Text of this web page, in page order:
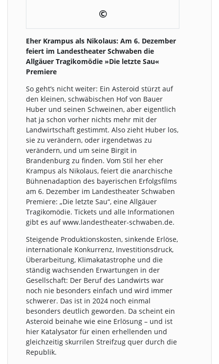
©
Eher Krampus als Nikolaus: Am 6. Dezember
feiert im Landestheater Schwaben die
Allgäuer Tragikomödie »Die letzte Sau«
Premiere
So geht’s nicht weiter: Ein Asteroid stürzt auf
den kleinen, schwäbischen Hof von Bauer
Huber und seinen Schweinen, aber eigentlich
hat ja schon vorher nichts mehr mit der
Landwirtschaft gestimmt. Also zieht Huber los,
sie zu verändern, oder irgendetwas zu
verändern, und um seine Birgit in
Brandenburg zu finden. Vom Stil her eher
Krampus als Nikolaus, feiert die anarchische
Bühnenadaption des bayerischen Erfolgsfilms
am 6. Dezember im Landestheater Schwaben
Premiere: „Die letzte Sau“, eine Allgäuer
Tragikomödie. Tickets und alle Informationen
gibt es auf www.landestheater-schwaben.de.
Steigende Produktionskosten, sinkende Erlöse,
internationale Konkurrenz, Investitionsdruck,
Überarbeitung, Klimakatastrophe und die
ständig wachsenden Erwartungen in der
Gesellschaft: Der Beruf des Landwirts war
noch nie besonders einfach und wird immer
schwerer. Das ist in 2024 noch einmal
besonders deutlich geworden. Da scheint ein
Asteroid beinahe wie eine Erlösung – und ist
hier Katalysator für einen erhellenden und
gleichzeitig skurrilen Streifzug quer durch die
Republik.